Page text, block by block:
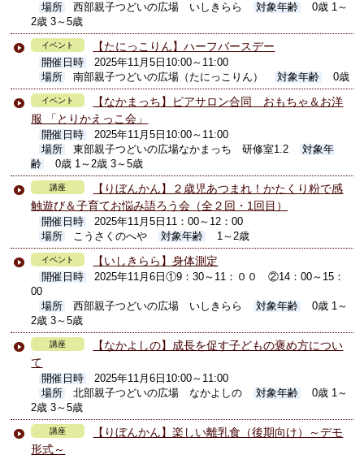
場所
西部親子つどいの広場 いしきらら 対象年齢
0歳 1～
2歳 3～5歳
イベント 【たにっこりん】ハーフバースデー
開催日時
2025年11月5日10:00～11:00
場所
南部親子つどいの広場（たにっこりん） 対象年齢 0歳
イベント
【なかまっち】ピアサロン合同 おもちゃ＆お洋
服 「とりかえっこ会」
開催日時
2025年11月5日10:00～11:00
場所
東部親子つどいの広場なかまっち 研修室1.2
対象年
齢
0歳 1～2歳 3～5歳
講座
【りぼんかん】２歳児あつまれ！かたくり粉で感
触遊び＆子育てお悩み語ろう会（全２回・1回目）
開催日時
2025年11月5日11：00～12：00
場所
こうさくのへや 対象年齢 1～2歳
イベント 【いしきらら】身体測定
開催日時
2025年11月6日①9：30～11：００ ②14：00～15：
00
場所
西部親子つどいの広場 いしきらら 対象年齢
0歳 1～
2歳 3～5歳
講座
【なかよしの】成長を促す子どもの褒め方につい
て
開催日時
2025年11月6日10:00～11:00
場所
北部親子つどいの広場 なかよしの 対象年齢
0歳 1～
2歳 3～5歳
講座
【りぼんかん】楽しい離乳食（後期向け）～デモ
形式～